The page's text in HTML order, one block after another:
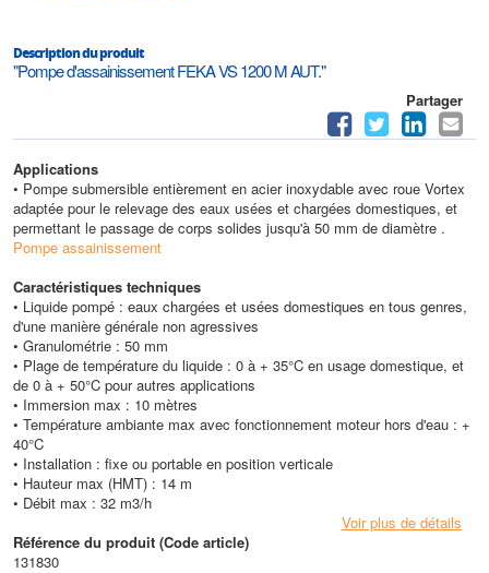
Description du produit
"Pompe d'assainissement FEKA VS 1200 M AUT."
Partager
Applications
• Pompe submersible entièrement en acier inoxydable avec roue Vortex
adaptée pour le relevage des eaux usées et chargées domestiques, et
permettant le passage de corps solides jusqu'à 50 mm de diamètre .
Pompe assainissement
Caractéristiques techniques
• Liquide pompé : eaux chargées et usées domestiques en tous genres,
d'une manière générale non agressives
• Granulométrie : 50 mm
• Plage de température du liquide : 0 à + 35°C en usage domestique, et
de 0 à + 50°C pour autres applications
• Immersion max : 10 mètres
• Température ambiante max avec fonctionnement moteur hors d'eau : +
40°C
• Installation : fixe ou portable en position verticale
• Hauteur max (HMT) : 14 m
• Débit max : 32 m3/h
Voir plus de détails
Référence du produit (Code article)
131830